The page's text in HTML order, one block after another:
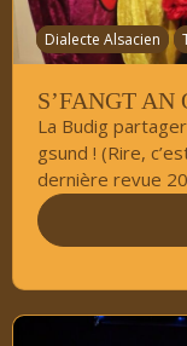
Dialecte Alsacien
S’FANGT AN
La Budig
gsund ! (Rire,
dernière revue